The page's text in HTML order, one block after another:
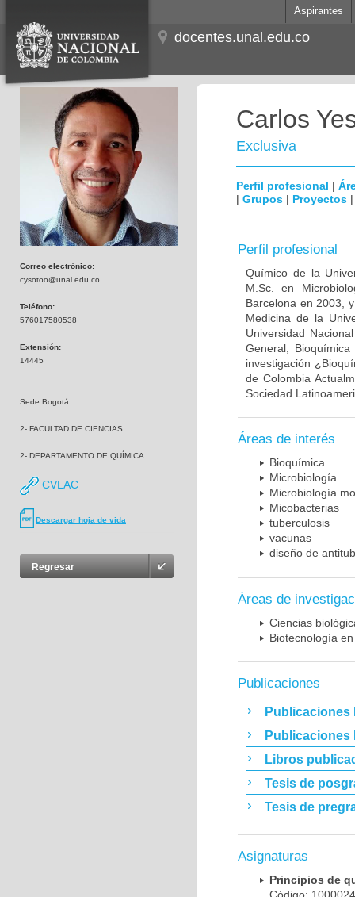
Aspirantes
docentes.unal.edu.co
Correo electrónico:
cysotoo@unal.edu.co
Teléfono:
576017580538
Extensión:
14445
Sede Bogotá
2- FACULTAD DE CIENCIAS
2- DEPARTAMENTO DE QUÍMICA
CVLAC
Descargar hoja de vida
Regresar
Carlos
Exclusiva
Perfil profesional |
| Grupos | Proyectos
Perfil profesional
Químico de la
M.Sc. en
Barcelona en 2003,
Medicina de la
Universidad
General,
investigación
de Colombia
Sociedad
Áreas de interés
Bioquímica
Microbiología
Microbiología
Micobacterias
tuberculosis
vacunas
diseño de
Áreas de
Ciencias
Biotecnología
Publicaciones
Publicaciones
Publicaciones
Libros
Tesis de
Tesis de
Asignaturas
Principios de